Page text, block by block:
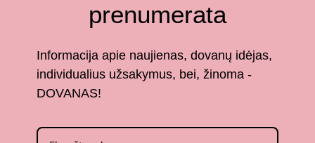
prenumerata
Informacija apie naujienas, dovanų idėjas,
individualius užsakymus, bei, žinoma -
DOVANAS!